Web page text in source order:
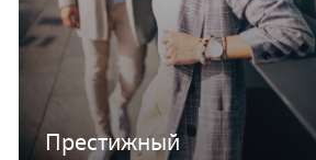
Престижный